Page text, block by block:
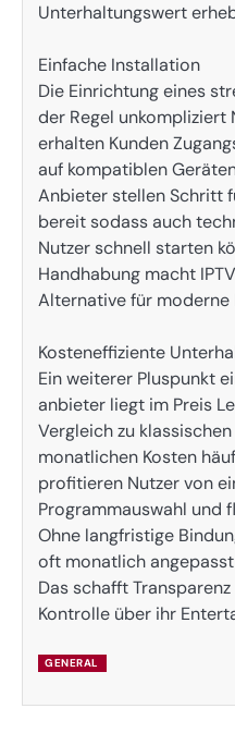
Unterhaltungswert
Einfache Installation
Die Einrichtung eines
der Regel unkompliziert
erhalten Kunden
auf kompatiblen
Anbieter stellen Schritt
bereit sodass auch
Nutzer schnell starten
Handhabung macht
Alternative für moderne
Kosteneffiziente
Ein weiterer Pluspunkt
anbieter liegt im Preis
Vergleich zu
monatlichen Kosten
profitieren Nutzer von
Programmauswahl und
Ohne langfristige
oft monatlich
Das schafft
Kontrolle über ihr
GENERAL